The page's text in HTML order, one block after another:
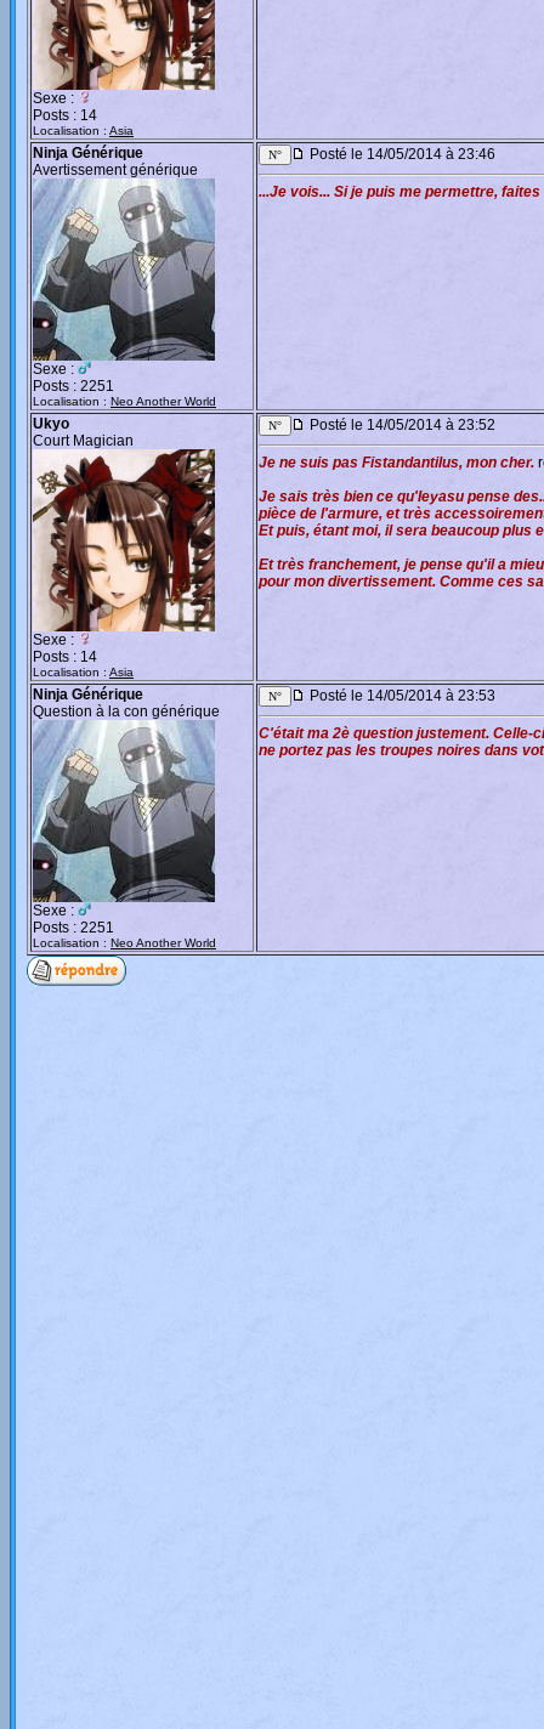
Sexe :
Posts : 14
Localisation : Asia
Ninja Générique
Avertissement générique
Sexe :
Posts : 2251
Localisation : Neo Another World
Posté le 14/05/2014 à 23:46
...Je vois... Si je puis me permettre,
Ukyo
Court Magician
Sexe :
Posts : 14
Localisation : Asia
Posté le 14/05/2014 à 23:52
Je ne suis pas Fistandantilus, mon cher.
Je sais très bien ce qu'Ieyasu pense
pièce de l'armure, et très
Et puis, étant moi, il sera beaucoup plus
Et très franchement, je pense qu'il a
pour mon divertissement. Comme ces
Ninja Générique
Question à la con générique
Sexe :
Posts : 2251
Localisation : Neo Another World
Posté le 14/05/2014 à 23:53
C'était ma 2è question justement. Celle-
ne portez pas les troupes noires dans